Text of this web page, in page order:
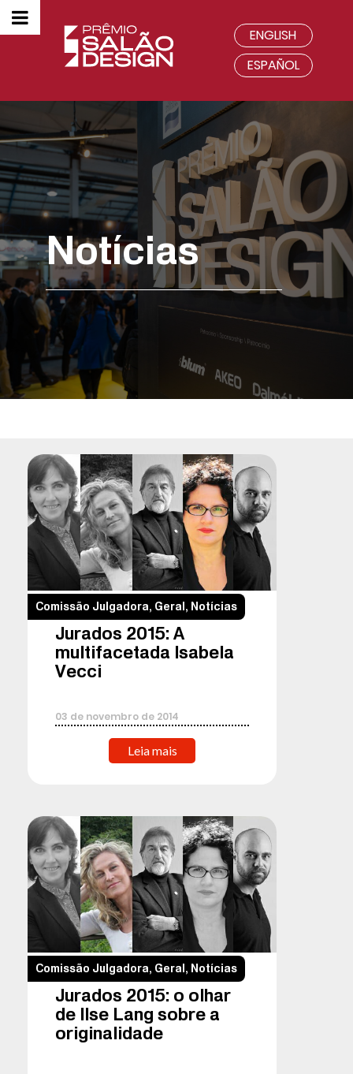
ENGLISH
ESPAÑOL
Notícias
Comissão Julgadora, Geral, Notícias
Jurados 2015: A
multifacetada Isabela
Vecci
03 de novembro de 2014
Leia mais
Comissão Julgadora, Geral, Notícias
Jurados 2015: o olhar
de Ilse Lang sobre a
originalidade